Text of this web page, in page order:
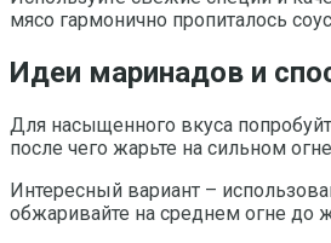
мясо гармонично пропиталось
Идеи маринадов и
Для насыщенного вкуса
после чего жарьте на сильном
Интересный вариант –
обжаривайте на среднем огне до